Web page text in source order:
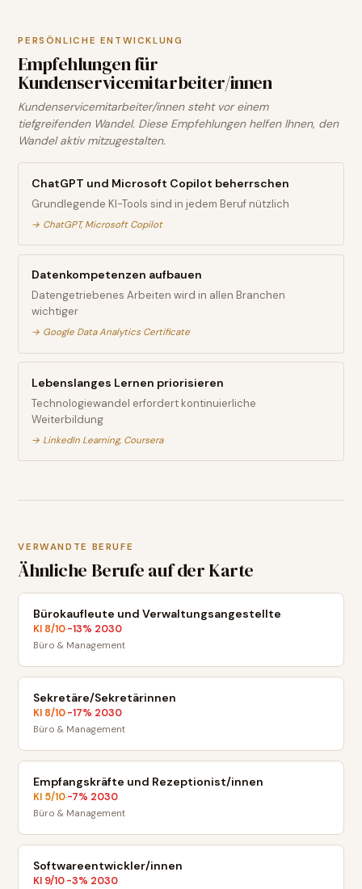
PERSÖNLICHE ENTWICKLUNG
Empfehlungen für
Kundenservicemitarbeiter/innen
Kundenservicemitarbeiter/innen steht vor einem
tiefgreifenden Wandel. Diese Empfehlungen helfen Ihnen, den
Wandel aktiv mitzugestalten.
ChatGPT und Microsoft Copilot beherrschen
Grundlegende KI-Tools sind in jedem Beruf nützlich
→ ChatGPT, Microsoft Copilot
Datenkompetenzen aufbauen
Datengetriebenes Arbeiten wird in allen Branchen
wichtiger
→ Google Data Analytics Certificate
Lebenslanges Lernen priorisieren
Technologiewandel erfordert kontinuierliche
Weiterbildung
→ LinkedIn Learning, Coursera
VERWANDTE BERUFE
Ähnliche Berufe auf der Karte
Bürokaufleute und Verwaltungsangestellte
KI 8/10·-13% 2030
Büro & Management
Sekretäre/Sekretärinnen
KI 8/10·-17% 2030
Büro & Management
Empfangskräfte und Rezeptionist/innen
KI 5/10·-7% 2030
Büro & Management
Softwareentwickler/innen
KI 9/10·-3% 2030